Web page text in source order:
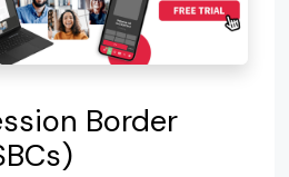
Border